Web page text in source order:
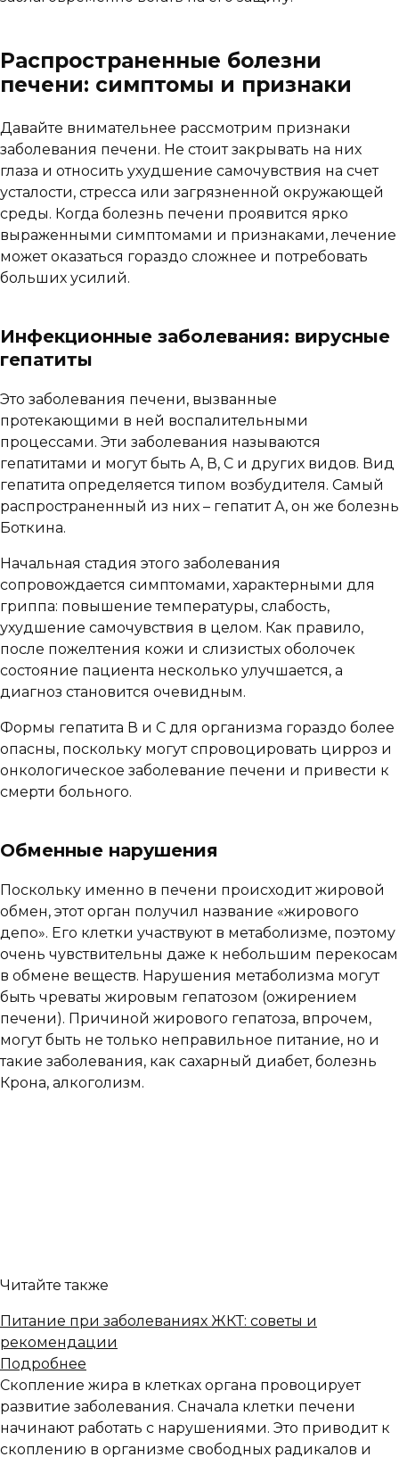
Распространенные болезни
печени: симптомы и признаки
Давайте внимательнее рассмотрим признаки
заболевания печени. Не стоит закрывать на них
глаза и относить ухудшение самочувствия на счет
усталости, стресса или загрязненной окружающей
среды. Когда болезнь печени проявится ярко
выраженными симптомами и признаками, лечение
может оказаться гораздо сложнее и потребовать
больших усилий.
Инфекционные заболевания: вирусные
гепатиты
Это заболевания печени, вызванные
протекающими в ней воспалительными
процессами. Эти заболевания называются
гепатитами и могут быть А, В, С и других видов. Вид
гепатита определяется типом возбудителя. Самый
распространенный из них – гепатит А, он же болезнь
Боткина.
Начальная стадия этого заболевания
сопровождается симптомами, характерными для
гриппа: повышение температуры, слабость,
ухудшение самочувствия в целом. Как правило,
после пожелтения кожи и слизистых оболочек
состояние пациента несколько улучшается, а
диагноз становится очевидным.
Формы гепатита В и С для организма гораздо более
опасны, поскольку могут спровоцировать цирроз и
онкологическое заболевание печени и привести к
смерти больного.
Обменные нарушения
Поскольку именно в печени происходит жировой
обмен, этот орган получил название «жирового
депо». Его клетки участвуют в метаболизме, поэтому
очень чувствительны даже к небольшим перекосам
в обмене веществ. Нарушения метаболизма могут
быть чреваты жировым гепатозом (ожирением
печени). Причиной жирового гепатоза, впрочем,
могут быть не только неправильное питание, но и
такие заболевания, как сахарный диабет, болезнь
Крона, алкоголизм.
Читайте также
Питание при заболеваниях ЖКТ: советы и
рекомендации
Подробнее
Скопление жира в клетках органа провоцирует
развитие заболевания. Сначала клетки печени
начинают работать с нарушениями. Это приводит к
скоплению в организме свободных радикалов и